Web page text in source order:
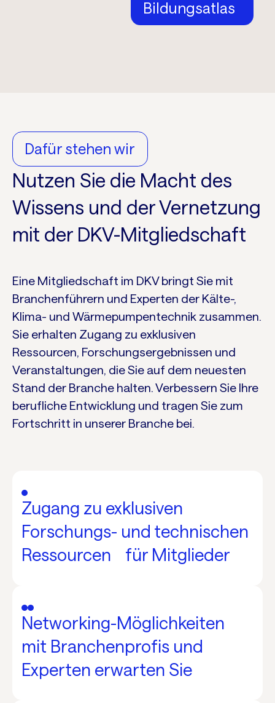
Bildungsatlas
Dafür stehen wir
Nutzen Sie die Macht des
Wissens und der Vernetzung
mit der DKV-Mitgliedschaft
Eine Mitgliedschaft im DKV bringt Sie mit
Branchenführern und Experten der Kälte-,
Klima- und Wärmepumpentechnik zusammen.
Sie erhalten Zugang zu exklusiven
Ressourcen, Forschungsergebnissen und
Veranstaltungen, die Sie auf dem neuesten
Stand der Branche halten. Verbessern Sie Ihre
berufliche Entwicklung und tragen Sie zum
Fortschritt in unserer Branche bei.
Zugang zu exklusiven
Forschungs- und technischen
Ressourcen für Mitglieder
Networking-Möglichkeiten
mit Branchenprofis und
Experten erwarten Sie